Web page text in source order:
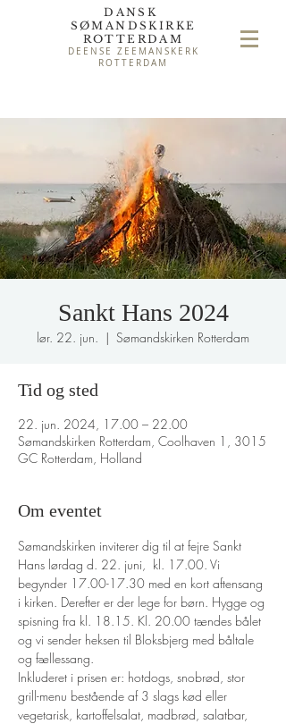
DANSK
SØMAND SKIRKE
ROTTERDAM
DEENSE ZEEMANSKERK
ROTTERDAM
Sankt Hans 2024
lør. 22. jun.
  |
Sømandskirken Rotterdam
Tid og sted
22. jun. 2024, 17.00 – 22.00
Sømandskirken Rotterdam, Coolhaven 1, 3015
GC Rotterdam, Holland
Om eventet
Sømandskirken inviterer dig til at fejre Sankt
Hans lørdag d. 22. juni,  kl. 17.00. Vi
begynder 17.00-17.30 med en kort aftensang
i kirken. Derefter er der lege for børn. Hygge og
spisning fra kl. 18.15. Kl. 20.00 tændes bålet
og vi sender heksen til Bloksbjerg med båltale
og fællessang.
Inkluderet i prisen er: hotdogs, snobrød, stor
grill-menu bestående af 3 slags kød eller
vegetarisk, kartoffelsalat, madbrød, salatbar,